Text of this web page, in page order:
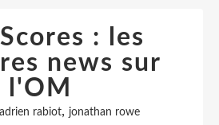
: les
news sur
l'OM
adrien rabiot, jonathan rowe